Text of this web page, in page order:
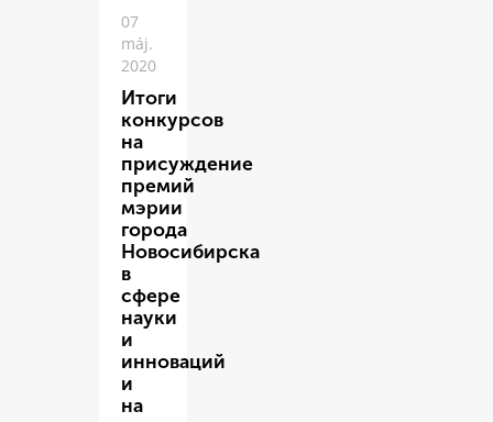
07
máj.
2020
Итоги
конкурсов
на
присуждение
премий
мэрии
города
Новосибирска
в
сфере
науки
и
инноваций
и
на